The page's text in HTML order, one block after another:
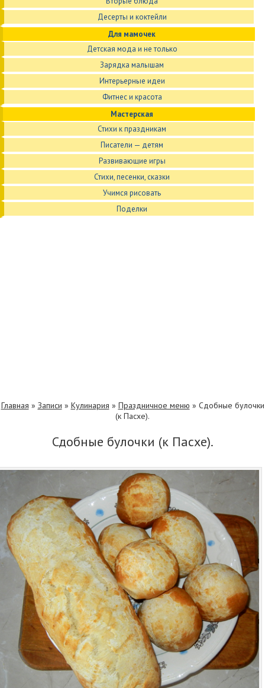
Десерты и коктейли
Для мамочек
Детская мода и не только
Зарядка малышам
Интерьерные идеи
Фитнес и красота
Мастерская
Стихи к праздникам
Писатели — детям
Развивающие игры
Стихи, песенки, сказки
Учимся рисовать
Поделки
Главная » Записи » Кулинария » Праздничное меню » Сдобные булочки
(к Пасхе).
Сдобные булочки (к Пасхе).